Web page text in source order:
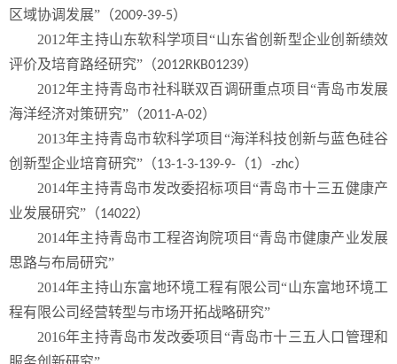
区域协调发展”（2009-39-5）
2012年主持山东软科学项目“山东省创新型企业创新绩效
评价及培育路经研究”（2012RKB01239）
2012年主持青岛市社科联双百调研重点项目“青岛市发展
海洋经济对策研究”（2011-A-02）
2013年主持青岛市软科学项目“海洋科技创新与蓝色硅谷
创新型企业培育研究”（13-1-3-139-9- （1） -zhc）
2014年主持青岛市发改委招标项目“青岛市十三五健康产
业发展研究”（14022）
2014年主持青岛市工程咨询院项目“青岛市健康产业发展
思路与布局研究”
2014年主持山东富地环境工程有限公司“山东富地环境工
程有限公司经营转型与市场开拓战略研究”
2016年主持青岛市发改委项目“青岛市十三五人口管理和